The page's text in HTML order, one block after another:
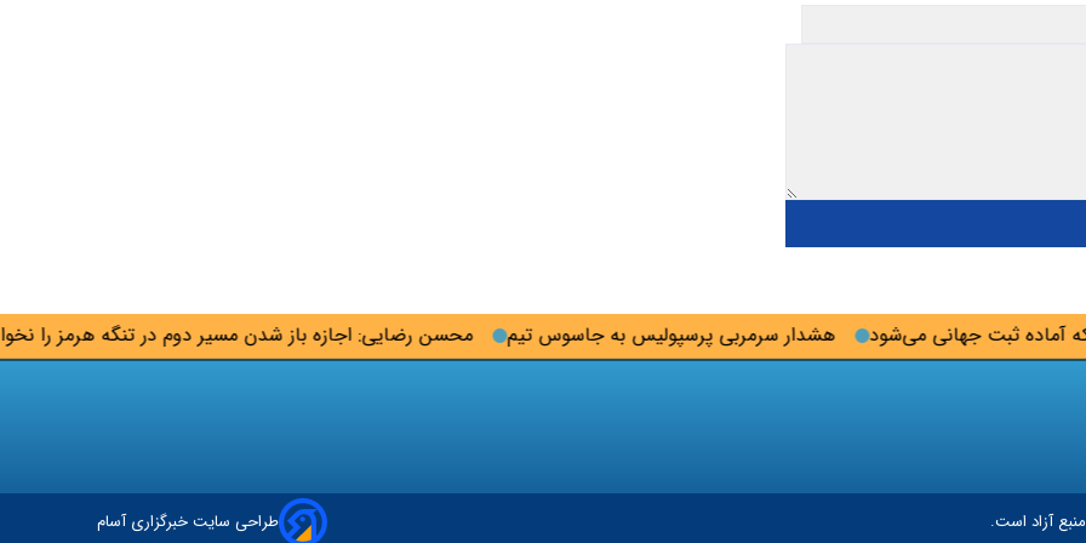
محسن رضایی: اجازه باز شدن مسیر دوم در تنگه هرمز را نخواهیم هشدار سرمربی پرسپولیس به جاسوس تیم ثبت جهانی می‌شود
آزاد است. طراحی سایت خبرگزاری آسام